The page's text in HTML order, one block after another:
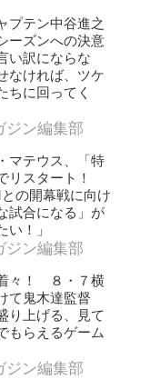
プテン中谷進之
ーズンへの決意
い訳にならな
なければ、ツケ
ちに回ってく
ジン編集部
マテウス、「特
リスタート！
の開幕戦に向け
試合になる」が
い！」
ジン編集部
々！ ８・７横
て鬼木達監督
り上げる、見て
もらえるゲーム
ジン編集部